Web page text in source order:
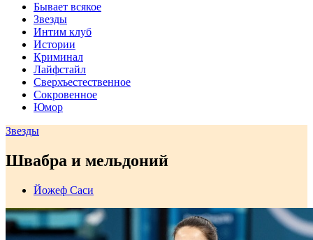
Бывает всякое
Звезды
Интим клуб
Истории
Криминал
Лайфстайл
Сверхъестественное
Сокровенное
Юмор
Звезды
Швабра и мельдоний
Йожеф Саси